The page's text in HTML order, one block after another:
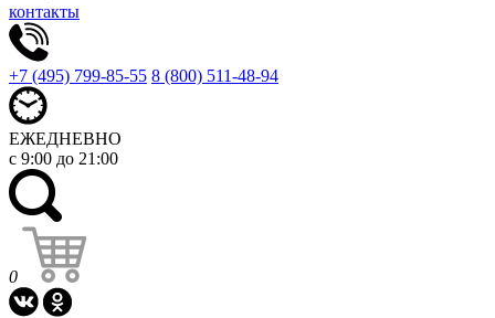
контакты
+7 (495) 799-85-55 8 (800) 511-48-94
ЕЖЕДНЕВНО
с 9:00 до 21:00
0